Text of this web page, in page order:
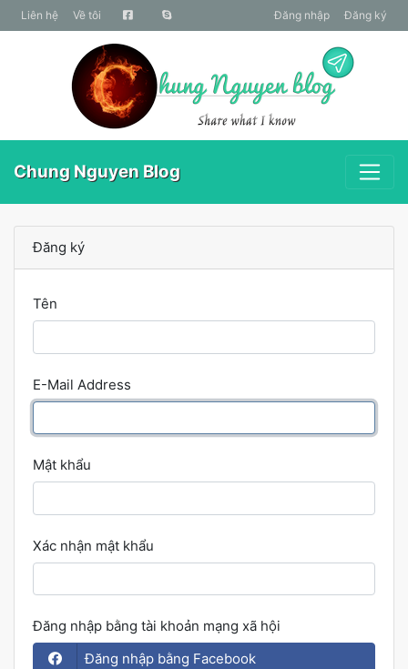
liên hệ Về tôi Đăng nhập Đăng ký
Chung Nguyen Blog
Đăng ký
Tên
E-Mail Address
Mật khẩu
Xác nhận mật khẩu
Đăng nhập bằng tài khoản mạng xã hội
Đăng nhập bằng Facebook